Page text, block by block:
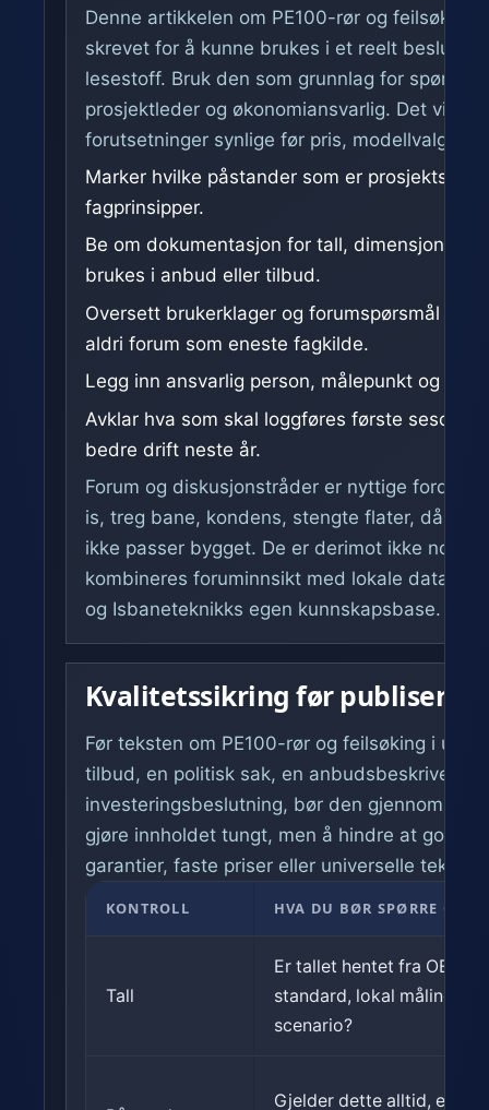
Denne artikkelen om PE100-rør og feilsøking
skrevet for å kunne brukes i et reelt
lesestoff. Bruk den som grunnlag for
prosjektleder og økonomiansvarlig. Det
forutsetninger synlige før pris, modellvalg
Marker hvilke påstander som er
fagprinsipper.
Be om dokumentasjon for tall,
brukes i anbud eller tilbud.
Oversett brukerklager og forumspørsmål til
aldri forum som eneste fagkilde.
Legg inn ansvarlig person, målepunkt og
Avklar hva som skal loggføres første
bedre drift neste år.
Forum og diskusjonstråder er nyttige fordi
is, treg bane, kondens, stengte flater, dårlig
ikke passer bygget. De er derimot ikke nok
kombineres foruminnsikt med lokale data,
og Isbaneteknikks egen kunnskapsbase.
Kvalitetssikring før
Før teksten om PE100-rør og feilsøking i
tilbud, en politisk sak, en anbudsbeskrivelse
investeringsbeslutning, bør den gjennom en
gjøre innholdet tungt, men å hindre at gode
garantier, faste priser eller universelle
KONTROLL HVA DU BØR SPØRRE OM
Tall
Er tallet hentet fra OEM,
standard, lokal måling
scenario?
Gjelder dette alltid, eller